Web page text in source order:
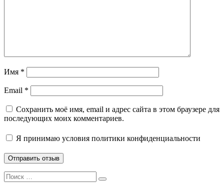
Имя *
Email *
Сохранить моё имя, email и адрес сайта в этом браузере для
последующих моих комментариев.
Я принимаю условия политики конфиденциальности
Search
for:
Search